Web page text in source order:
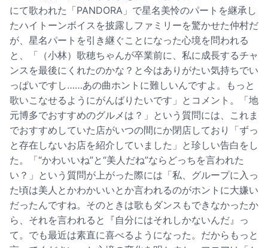
にて歌われた「PANDORA」で星名美怜のパートを継承し
たハイトーンボイスを披露しファミリーを驚かせた仲村だ
が、星名パートを引き継ぐことになった心境を問われる
と、「（小林）歌穂ちゃんが卒業前に、私に成長するチャ
ンスを最後にくれたのかな？と今はありがたい気持ちでい
っぱいですし……あの曲ホントに難しいんですよ。もっと
歌いこなせるようにがんばりたいです」とコメント。「地
元博多でおすすめのグルメは？」という質問には、これま
でおすすめしていた店がいつの間にか閉店しており「ずっ
と存在しないお店を紹介していました」と珍しい告白をし
た。「“かわいいね”と“美人だね”ならどっちを言われた
い？」という質問が上がった際には「私、グループに入っ
た頃は美人とかわかいいとか言われるのがホントに大嫌い
だったんですね。そのときは歌もダンスもできなかったか
ら、それを言われると『自分にはそれしかないんだ』っ
て。でも最近は素直に喜べるようになった。だからもっと